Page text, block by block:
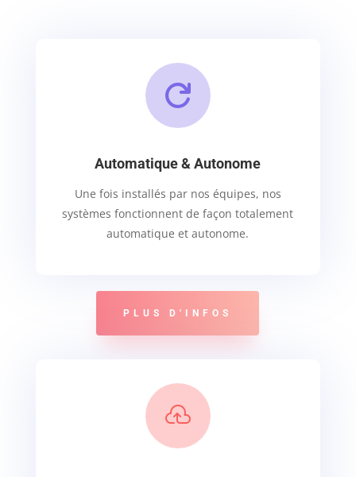

Automatique & Autonome
Une fois installés par nos équipes, nos
systèmes fonctionnent de façon totalement
automatique et autonome.
PLUS D'INFOS
